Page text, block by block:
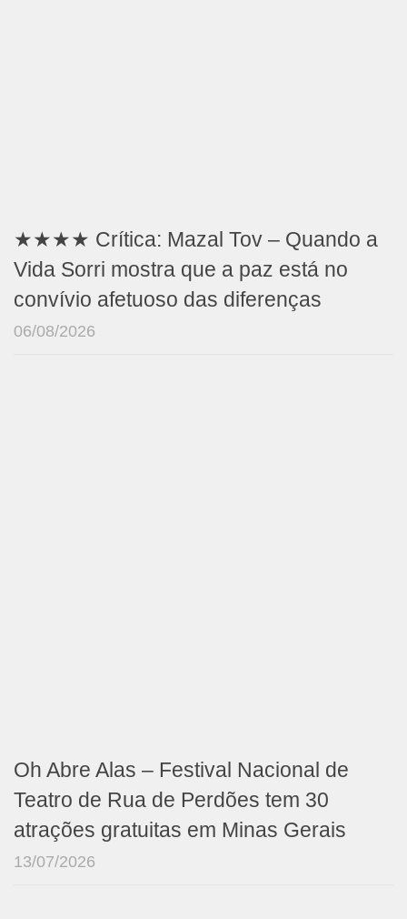
★★★★ Crítica: Mazal Tov – Quando a
Vida Sorri mostra que a paz está no
convívio afetuoso das diferenças
06/08/2026
Oh Abre Alas – Festival Nacional de
Teatro de Rua de Perdões tem 30
atrações gratuitas em Minas Gerais
13/07/2026